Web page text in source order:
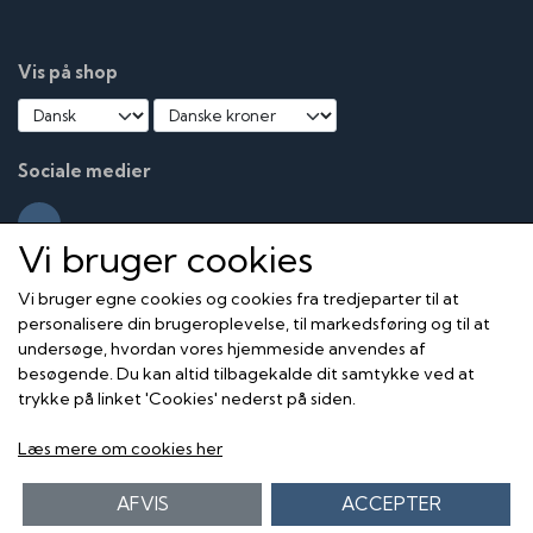
Kronprins Frederik og Kronprinsesse Ingrid i Ribe, Århus,
Varde og på Bornholm
Aalborg, på færgen og i toget
Dronning Margrethe besøger Næstved, Skagen, Vejle
60-års fødselsdagen
Enestående lydfilm, der skildrer Christian 10.s fødselsdag
26. september 1930.
Christian 10.s jubilæum
Tonefilm fra 1937, der følger Kongen ved hans 25-års
Gunnar "Nu" Hansen følger Kong Frederik og Dronning
Ingrids besøg på Grenå Dampvæveri, 1951.,
Vis på shop
Sociale medier
Vi bruger cookies
Vi bruger egne cookies og cookies fra tredjeparter til at
personalisere din brugeroplevelse, til markedsføring og til at
undersøge, hvordan vores hjemmeside anvendes af
besøgende. Du kan altid tilbagekalde dit samtykke ved at
trykke på linket 'Cookies' nederst på siden.
Læs mere om cookies her
AFVIS ACCEPTER